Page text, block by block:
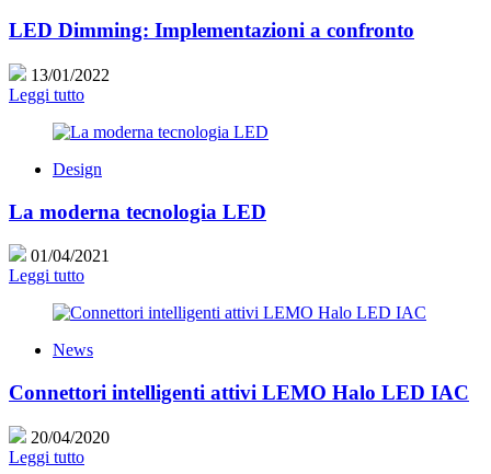
LED Dimming: Implementazioni a confronto
13/01/2022
Leggi tutto
Design
La moderna tecnologia LED
01/04/2021
Leggi tutto
News
Connettori intelligenti attivi LEMO Halo LED IAC
20/04/2020
Leggi tutto